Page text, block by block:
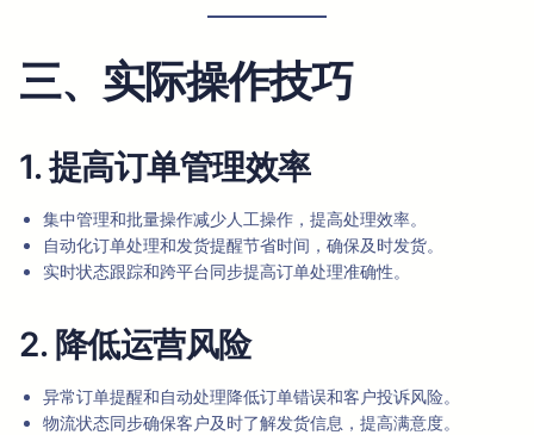
三、实际操作技巧
1. 提高订单管理效率
集中管理和批量操作减少人工操作，提高处理效率。
自动化订单处理和发货提醒节省时间，确保及时发货。
实时状态跟踪和跨平台同步提高订单处理准确性。
2. 降低运营风险
异常订单提醒和自动处理降低订单错误和客户投诉风险。
物流状态同步确保客户及时了解发货信息，提高满意度。